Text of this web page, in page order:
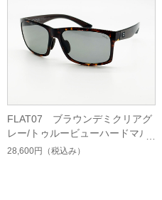
FLAT07 ブラウンデミクリアグ
レー/トゥルービューハードマル
チシングルコート
28,600円 （税込み）